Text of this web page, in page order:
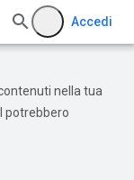
Accedi
nella tua
potrebbero